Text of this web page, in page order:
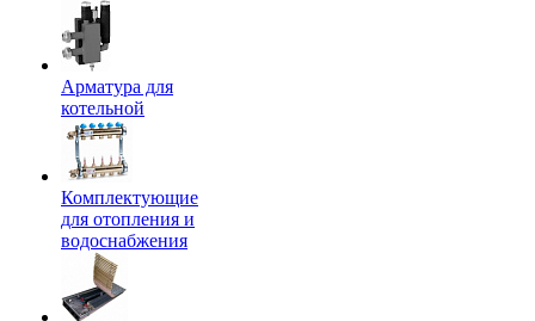
Арматура для
котельной
Комплектующие
для отопления и
водоснабжения